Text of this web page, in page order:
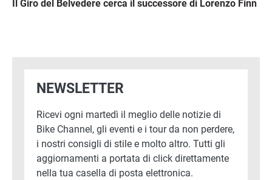
Il Giro del Belvedere cerca il successore di Lorenzo Finn
NEWSLETTER
Ricevi ogni martedì il meglio delle notizie di
Bike Channel, gli eventi e i tour da non perdere,
i nostri consigli di stile e molto altro. Tutti gli
aggiornamenti a portata di click direttamente
nella tua casella di posta elettronica.